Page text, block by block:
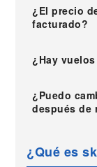
¿El precio
facturado?
¿Hay
¿Puedo
después de
¿Qué es